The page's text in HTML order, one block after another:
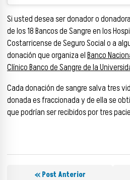
Si usted desea ser donador o
de los 18 Bancos de Sangre en los
Costarricense de Seguro Social o a
donación que organiza elBanco
Clínico Banco de Sangre de la
Cada donación de sangre salva tres
donada es fraccionada y de ella se
que podrían ser recibidos por tres
« Post Anterior